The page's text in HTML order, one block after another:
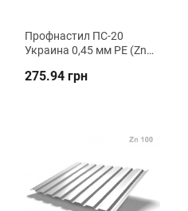
Профнастил ПC-20
Украина 0,45 мм РЕ (Zn
Металика
275.94 грн